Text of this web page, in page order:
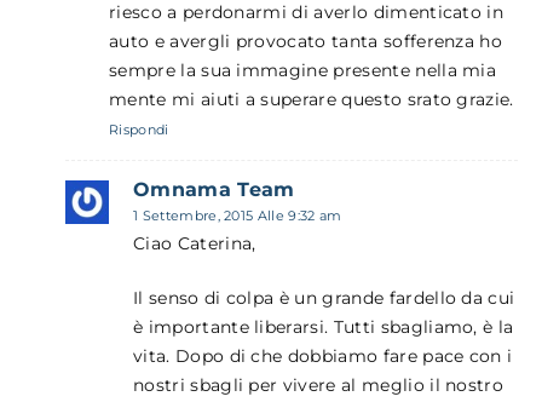
riesco a perdonarmi di averlo dimenticato in
auto e avergli provocato tanta sofferenza ho
sempre la sua immagine presente nella mia
mente mi aiuti a superare questo srato grazie.
Rispondi
Omnama Team
1 Settembre, 2015 Alle 9:32 am
Ciao Caterina,
Il senso di colpa è un grande fardello da cui
è importante liberarsi. Tutti sbagliamo, è la
vita. Dopo di che dobbiamo fare pace con i
nostri sbagli per vivere al meglio il nostro